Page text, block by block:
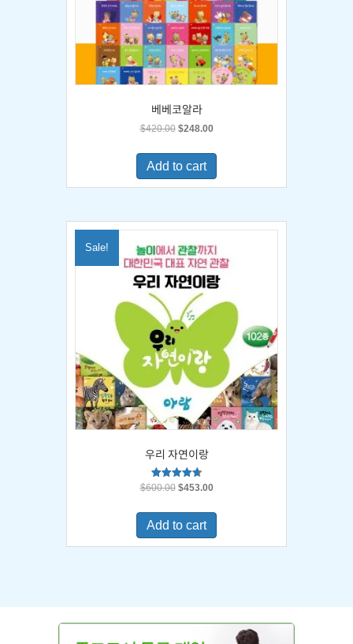
베베코알라
$420.00 Original
was:
$420.00.
$248.00Current
is:
Add to cart
Sale!
우리 자연이랑
Rated
$600.00 Original
was:
$600.00.
$453.00Current
is:
Add to cart